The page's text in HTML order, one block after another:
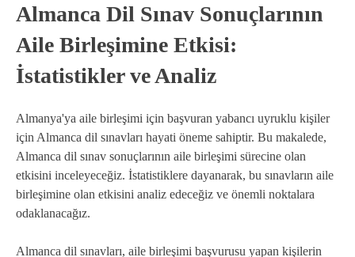
Almanca Dil Sınav Sonuçlarının
Aile Birleşimine Etkisi:
İstatistikler ve Analiz
Almanya'ya aile birleşimi için başvuran yabancı uyruklu kişiler
için Almanca dil sınavları hayati öneme sahiptir. Bu makalede,
Almanca dil sınav sonuçlarının aile birleşimi sürecine olan
etkisini inceleyeceğiz. İstatistiklere dayanarak, bu sınavların aile
birleşimine olan etkisini analiz edeceğiz ve önemli noktalara
odaklanacağız.
Almanca dil sınavları, aile birleşimi başvurusu yapan kişilerin